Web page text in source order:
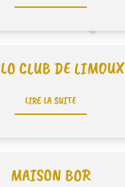
CLUB DE LIMOUX
LIRE LA SUITE
MAISON BOR